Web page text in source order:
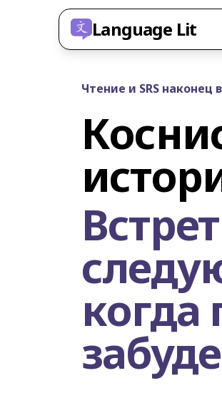
Language Lit
Чтение и SRS
когда